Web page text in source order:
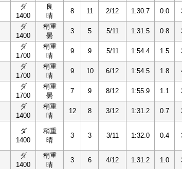
ダ
1400
良
晴
8 11 2/12 1:30.7 0.0
ダ
1400
稍重
曇
3 5 5/11 1:31.5 0.8
ダ
1700
稍重
晴
9 9 5/11 1:54.4 1.5
ダ
1700
稍重
晴
9 10 6/12 1:54.5 1.8
ダ
1700
稍重
曇
7 9 8/12 1:55.9 1.1
ダ
1400
稍重
晴
12 8 3/12 1:31.2 0.7
ダ
1400
稍重
晴
3 3 3/11 1:32.0 0.4
ダ
1400
稍重
晴
3 6 4/12 1:31.2 1.0